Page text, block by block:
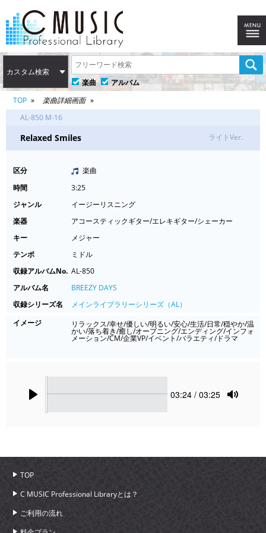
カスタム検索
楽曲
アルバム
TOP
楽曲詳細画面
AL-850 M-16
Relaxed Smiles ライトVer.
区分
楽曲
時間
3:25
ジャンル
イージーリスニング
楽器
アコースティックギター/エレキギター/シェーカー
キー
メジャー
テンポ
ミドル
収録アルバムNo. AL-850
アルバム名
BREEZY DAYS
収録シリーズ名
メインライブラリーシリーズ（AL）
イメージ
リラックス/幸せ/優しい/明るい/安心/生活/日常/穏やか/温
かい/落ち着き/癒し/オープニング/エンディング/インフォ
メーション/CM/企業VP/イベント/バラエティ/ドラマ
Current
03:24 / 03:25
TOP
C MUSIC Professional Libraryとは？
ご利用の流れ